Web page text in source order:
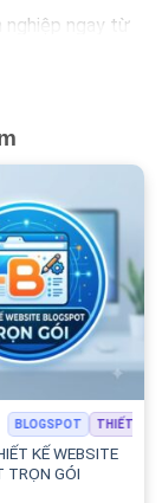
nghiệp ngay từ
lên
hiện đại
công cụ tìm
BLOGSPOT THIẾT KẾ
KẾ WEBSITE
TRỌN GÓI